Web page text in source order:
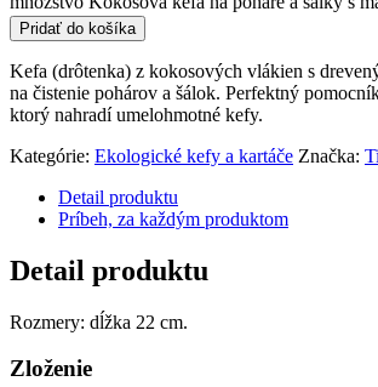
Pridať do košíka
Kefa (drôtenka) z kokosových vlákien s
na čistenie pohárov a šálok. Perfektný
ktorý nahradí umelohmotné kefy.
Kategórie: Ekologické kefy a kartáče Značka:
Detail produktu
Príbeh, za každým produktom
Detail produktu
Rozmery: dĺžka 22 cm.
Zloženie